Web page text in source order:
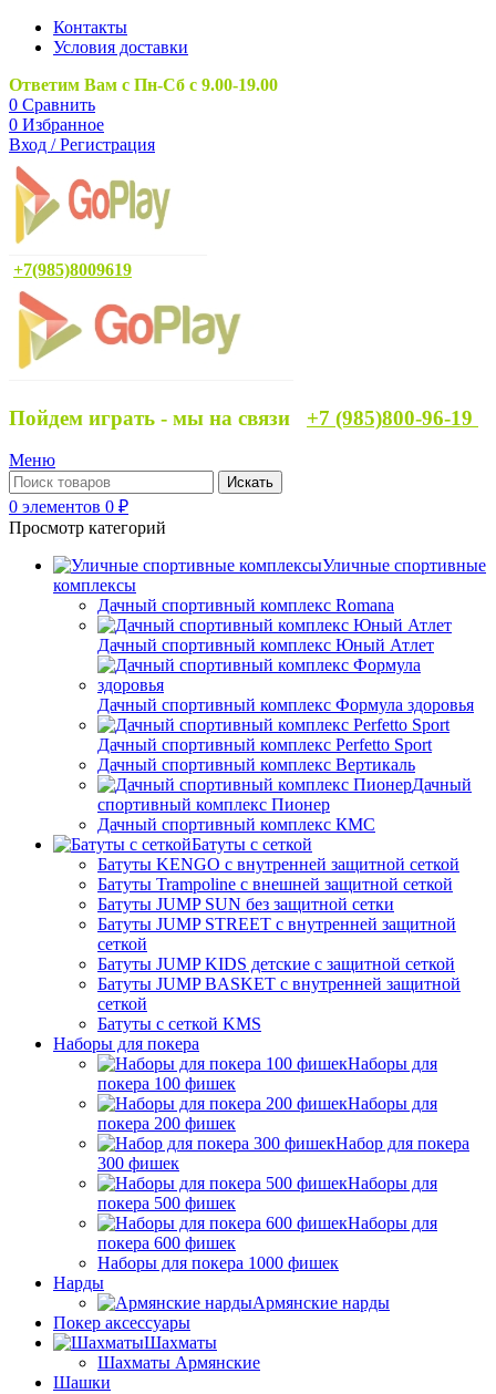
Контакты
Условия доставки
Ответим Вам с Пн-Сб с 9.00-19.00
0 Сравнить
0 Избранное
Вход / Регистрация
+7(985)8009619
Пойдем играть - мы на связи +7 (985)800-96-19
Меню
Искать
0 элементов 0 ₽
Просмотр категорий
Уличные спортивные
комплексы
Дачный спортивный комплекс Romana
Дачный спортивный комплекс Юный Атлет
Дачный спортивный комплекс Формула здоровья
Дачный спортивный комплекс Perfetto Sport
Дачный спортивный комплекс Вертикаль
Дачный
спортивный комплекс Пионер
Дачный спортивный комплекс КМС
Батуты с сеткой
Батуты KENGO с внутренней защитной сеткой
Батуты Trampoline с внешней защитной сеткой
Батуты JUMP SUN без защитной сетки
Батуты JUMP STREET с внутренней защитной
сеткой
Батуты JUMP KIDS детские с защитной сеткой
Батуты JUMP BASKET с внутренней защитной
сеткой
Батуты с сеткой KMS
Наборы для покера
Наборы для
покера 100 фишек
Наборы для
покера 200 фишек
Набор для покера
300 фишек
Наборы для
покера 500 фишек
Наборы для
покера 600 фишек
Наборы для покера 1000 фишек
Нарды
Армянские нарды
Покер аксессуары
Шахматы
Шахматы Армянские
Шашки